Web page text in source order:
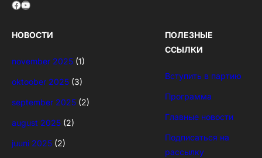
Facebook YouTube
НОВОСТИ
november 2025 (1)
oktoober 2025 (3)
september 2025 (2)
august 2025 (2)
juuni 2025 (2)
ПОЛЕЗНЫЕ
ССЫЛКИ
Вступить в партию
Программа
Главные новости
Подписаться на
рассылку